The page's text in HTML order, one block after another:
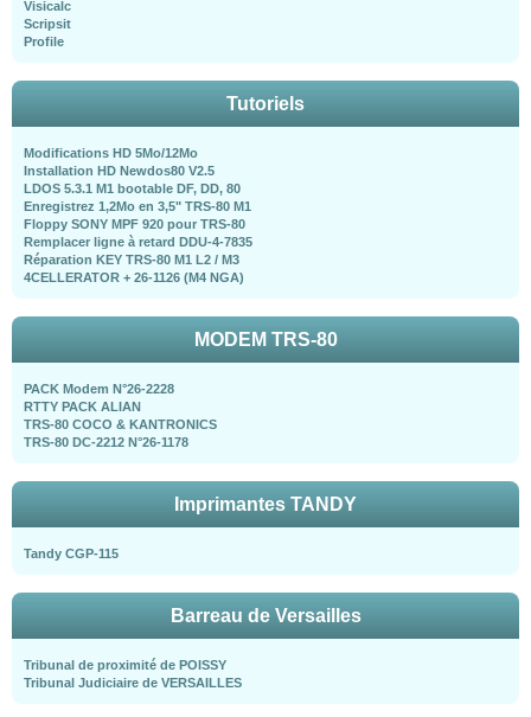
Visicalc
Scripsit
Profile
Tutoriels
Modifications HD 5Mo/12Mo
Installation HD Newdos80 V2.5
LDOS 5.3.1 M1 bootable DF, DD, 80
Enregistrez 1,2Mo en 3,5" TRS-80 M1
Floppy SONY MPF 920 pour TRS-80
Remplacer ligne à retard DDU-4-7835
Réparation KEY TRS-80 M1 L2 / M3
4CELLERATOR + 26-1126 (M4 NGA)
MODEM TRS-80
PACK Modem N°26-2228
RTTY PACK ALIAN
TRS-80 COCO & KANTRONICS
TRS-80 DC-2212 N°26-1178
Imprimantes TANDY
Tandy CGP-115
Barreau de Versailles
Tribunal de proximité de POISSY
Tribunal Judiciaire de VERSAILLES